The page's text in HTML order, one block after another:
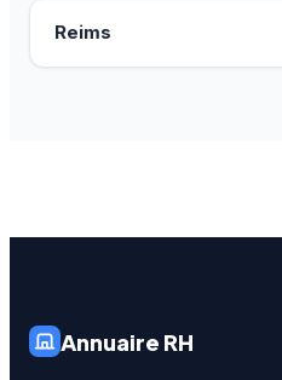
Reims
Annuaire RH